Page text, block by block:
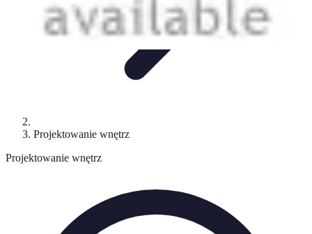
Projektowanie wnętrz
Projektowanie wnętrz